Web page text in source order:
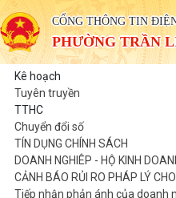
CỔNG THÔNG TIN
PHƯỜNG TRẦN
Kê hoạch
Tuyên truyền
TTHC
Chuyển đổi số
TÍN DỤNG CHÍNH SÁCH
DOANH NGHIÊP - HỘ KINH
CẢNH BÁO RỦI RO PHÁP LÝ
Tiếp nhận phản ánh của doanh